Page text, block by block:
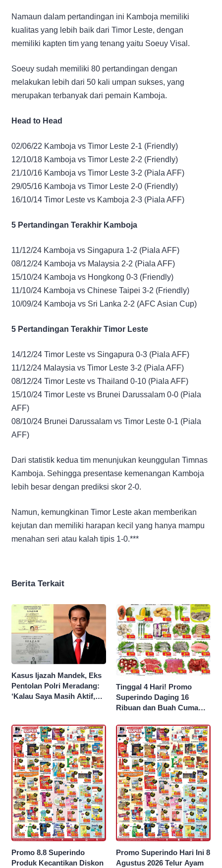
Namaun dalam pertandingan ini Kamboja memiliki
kualitas yang lebih baik dari Timor Leste, dengan
memiliki kapten tim yang tenang yaitu Soeuy Visal.
Soeuy sudah memiliki 80 pertandingan dengan
melakukan lebih dari 50 kali umpan sukses, yang
merupakan terbanyak dari pemain Kamboja.
Head to Head
02/06/22 Kamboja vs Timor Leste 2-1 (Friendly)
12/10/18 Kamboja vs Timor Leste 2-2 (Friendly)
21/10/16 Kamboja vs Timor Leste 3-2 (Piala AFF)
29/05/16 Kamboja vs Timor Leste 2-0 (Friendly)
16/10/14 Timor Leste vs Kamboja 2-3 (Piala AFF)
5 Pertandingan Terakhir Kamboja
11/12/24 Kamboja vs Singapura 1-2 (Piala AFF)
08/12/24 Kamboja vs Malaysia 2-2 (Piala AFF)
15/10/24 Kamboja vs Hongkong 0-3 (Friendly)
11/10/24 Kamboja vs Chinese Taipei 3-2 (Friendly)
10/09/24 Kamboja vs Sri Lanka 2-2 (AFC Asian Cup)
5 Pertandingan Terakhir Timor Leste
14/12/24 Timor Leste vs Singapura 0-3 (Piala AFF)
11/12/24 Malaysia vs Timor Leste 3-2 (Piala AFF)
08/12/24 Timor Leste vs Thailand 0-10 (Piala AFF)
15/10/24 Timor Leste vs Brunei Darussalam 0-0 (Piala
AFF)
08/10/24 Brunei Darussalam vs Timor Leste 0-1 (Piala
AFF)
Dari statistik kedua tim menunjukan keunggulan Timnas
Kamboja. Sehingga presentase kemenangan Kamboja
lebih besar dengan prediksi skor 2-0.
Namun, kemungkinan Timor Leste akan memberikan
kejutan dan memiliki harapan kecil yang hanya mampu
menahan seri atau kalah tipis 1-0.***
Berita Terkait
Kasus Ijazah Mandek, Eks
Pentolan Polri Meradang:
‘Kalau Saya Masih Aktif,
Tinggal 4 Hari! Promo
Superindo Daging 16
Ribuan dan Buah Cuma
Promo 8.8 Superindo
Produk Kecantikan Diskon
Promo Superindo Hari Ini 8
Agustus 2026 Telur Ayam